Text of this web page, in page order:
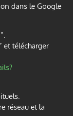
dans le Google
et télécharger
réseau et la